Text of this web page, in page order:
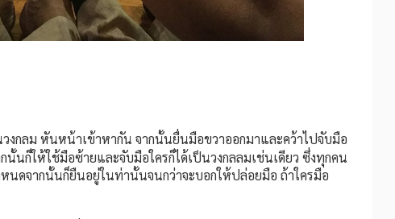
กลม หันหน้าเข้าหากัน จากนั้นยื่นมือขวาออกมาและคว้าไปจับมือ
นั้นก็ให้ใช้มือซ้ายและจับมือใครก็ได้เป็นวงกลลมเช่นเดียว ซึ่งทุกคน
นดจากนั้นก็ยืนอยู่ในท่านั้นจนกว่าจะบอกให้ปล่อยมือ ถ้าใครมือ